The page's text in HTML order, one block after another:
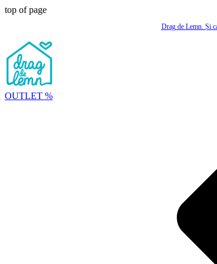
top of page
Drag de Lemn. Și
OUTLET %